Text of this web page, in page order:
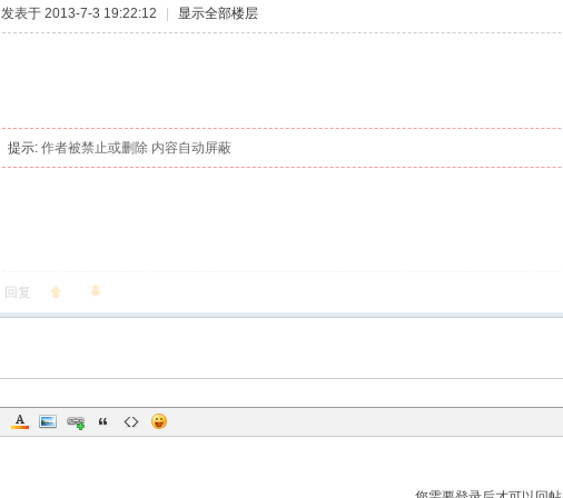
发表于 2013-7-3 19:22:12 显示全部楼层
提示: 作者被禁止或删除 内容自动屏蔽
回复